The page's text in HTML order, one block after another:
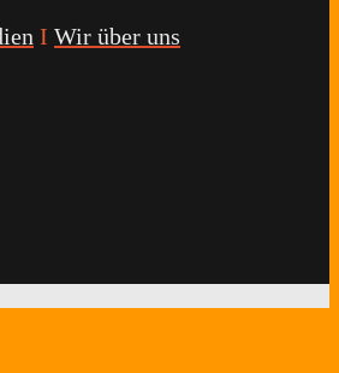
I Wir über uns